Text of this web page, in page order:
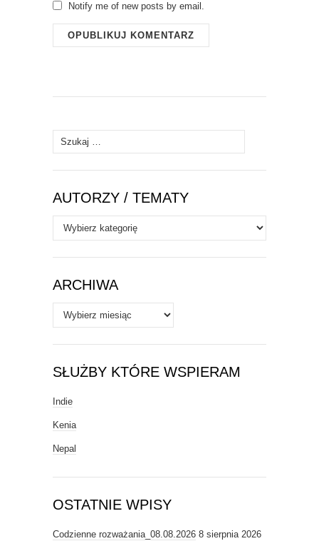
Notify me of new posts by email.
Szukaj:
AUTORZY / TEMATY
Autorzy
/
Tematy
ARCHIWA
Archiwa
SŁUŻBY KTÓRE WSPIERAM
Indie
Kenia
Nepal
OSTATNIE WPISY
Codzienne rozważania_08.08.2026 8 sierpnia 2026